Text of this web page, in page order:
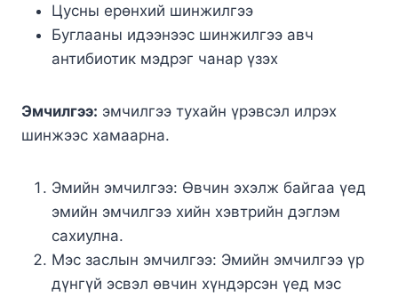
Цусны ерөнхий шинжилгээ
Буглааны идээнээс шинжилгээ авч
антибиотик мэдрэг чанар үзэх
Эмчилгээ: эмчилгээ тухайн үрэвсэл илрэх
шинжээс хамаарна.
Эмийн эмчилгээ: Өвчин эхэлж байгаа үед
эмийн эмчилгээ хийн хэвтрийн дэглэм
сахиулна.
Мэс заслын эмчилгээ: Эмийн эмчилгээ үр
дүнгүй эсвэл өвчин хүндэрсэн үед мэс